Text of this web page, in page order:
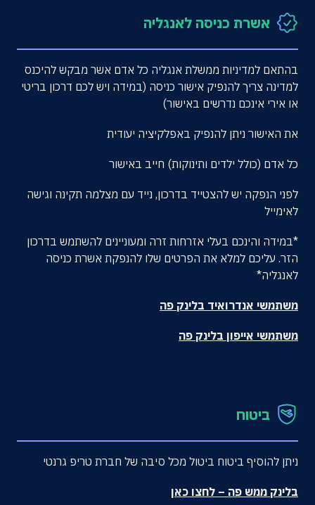
אשרת כניסה לאנגליה
בהתאם למדיניות ממשלת אנגליה כל אדם אשר מבקש להיכנס
למדינה צריך להנפיק אישור כניסה (במידה ויש לכם דרכון בריטי
או אירי אינכם נדרשים באישור)
את האישור ניתן להנפיק באפלקיציה יעודית
כל אדם (כולל ילדים ותינוקות) חייב באישור
לפני הנפקה יש להצטייד בדרכון, נייד עם מצלמה תקינה וגישה
לאימייל
*במידה והינכם בעלי אזרחות זרה ומעוניינים להשתמש בדרכון
הזר. עליכם למלא את הפרטים שלו להנפקת אשרת כניסה
לאנגליה*
משתמשי אנדרואיד בלינק פה
משתמשי אייפון בלינק פה
ביטוח
ניתן להוסיף ביטוח ביטול מכל סיבה של חברת טריפ גרנטי
בלינק ממש פה – לחצו כאן